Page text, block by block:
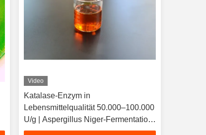
Video
Katalase-Enzym in
Lebensmittelqualität 50.000–100.000
U/g | Aspergillus Niger-Fermentation,
Entfernung von H2O2-Rückständen